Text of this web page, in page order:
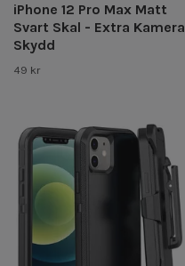
iPhone 12 Pro Max Matt
Svart Skal - Extra Kamera
Skydd
49 kr